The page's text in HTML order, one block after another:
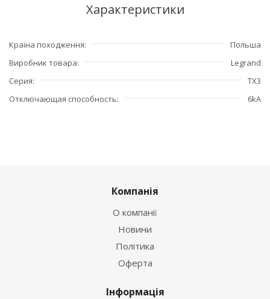
Характеристики
Країна походження
Польша
Виробник товара
Legrand
Серия
TX3
Отключающая способность
6kA
Компанія
О компанії
Новини
Політика
Оферта
Інформація